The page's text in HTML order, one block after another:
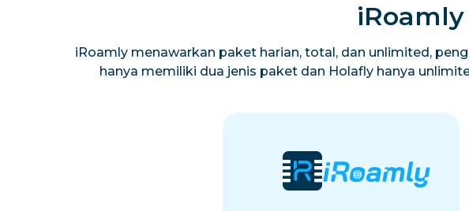
iRoamly menawarkan paket harian, total, dan unlimited,
hanya memiliki dua jenis paket dan Holafly hanya